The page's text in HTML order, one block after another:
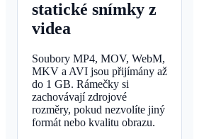
statické snímky z
videa
Soubory MP4, MOV, WebM,
MKV a AVI jsou přijímány až
do 1 GB. Rámečky si
zachovávají zdrojové
rozměry, pokud nezvolíte jiný
formát nebo kvalitu obrazu.